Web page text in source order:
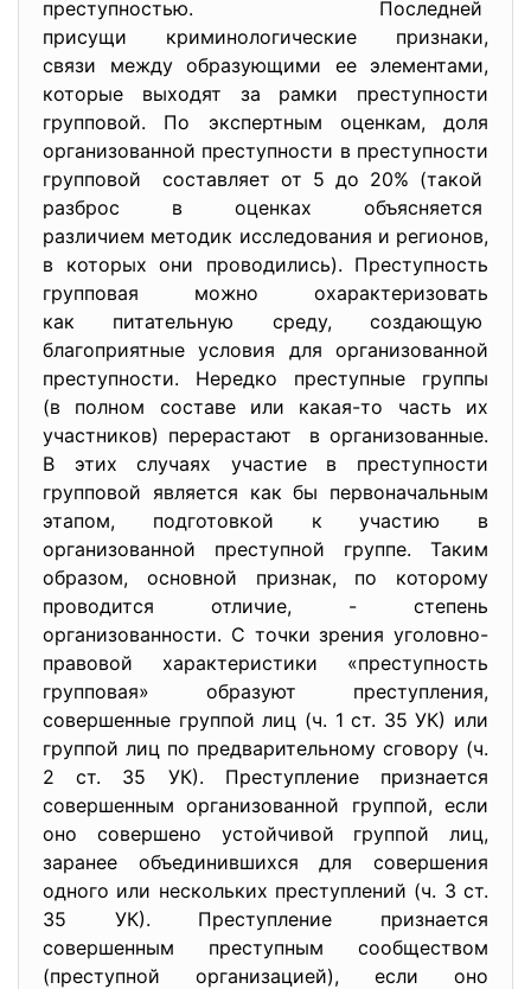
преступностью. Последней
присущи криминологические признаки,
связи между образующими ее элементами,
которые выходят за рамки преступности
групповой. По экспертным оценкам, доля
организованной преступности в преступности
групповой составляет от 5 до 20% (такой
разброс в оценках объясняется
различием методик исследования и регионов,
в которых они проводились). Преступность
групповая можно охарактеризовать
как питательную среду, создающую
благоприятные условия для организованной
преступности. Нередко преступные группы
(в полном составе или какая-то часть их
участников) перерастают в организованные.
В этих случаях участие в преступности
групповой является как бы первоначальным
этапом, подготовкой к участию в
организованной преступной группе. Таким
образом, основной признак, по которому
проводится отличие, - степень
организованности. С точки зрения уголовно-
правовой характеристики «преступность
групповая» образуют преступления,
совершенные группой лиц (ч. 1 ст. 35 УК) или
группой лиц по предварительному сговору (ч.
2 ст. 35 УК). Преступление признается
совершенным организованной группой, если
оно совершено устойчивой группой лиц,
заранее объединившихся для совершения
одного или нескольких преступлений (ч. 3 ст.
35 УК). Преступление признается
совершенным преступным сообществом
(преступной организацией), если оно